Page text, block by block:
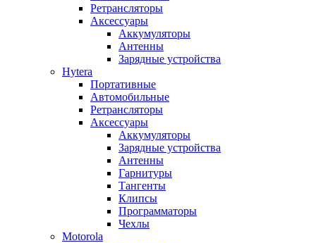
Ретрансляторы
Аксессуары
Аккумуляторы
Антенны
Зарядные устройства
Hytera
Портативные
Автомобильные
Ретрансляторы
Аксессуары
Аккумуляторы
Зарядные устройства
Антенны
Гарнитуры
Тангенты
Клипсы
Программаторы
Чехлы
Motorola